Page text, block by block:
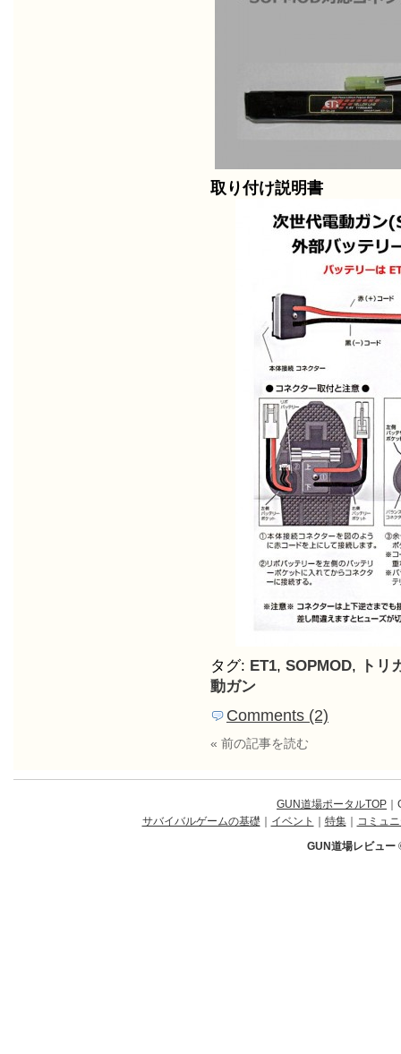
取り付け説明書
タグ: ET1, SOPMOD,
トリ
動ガン
Comments (2)
« 前の記事を読む
GUN道場ポータルTOP
サバイバルゲームの基礎
イベント 特集｜
コミュ
GUN道場レビュー